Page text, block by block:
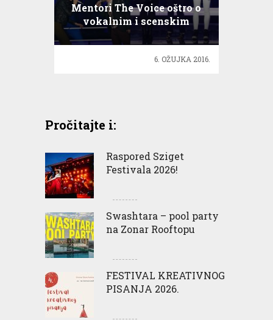
Mentori The Voice oštro o
vokalnim i scenskim
izvedbama
6. OŽUJKA 2016.
Pročitajte i:
Raspored Sziget
Festivala 2026!
Swashtara – pool party
na Zonar Rooftopu
FESTIVAL KREATIVNOG
PISANJA 2026.